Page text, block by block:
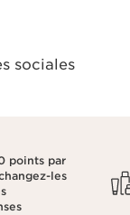
sociales
points par
les